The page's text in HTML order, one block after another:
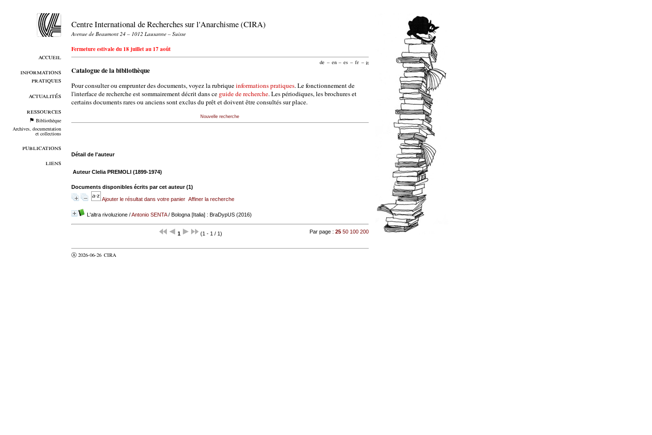
accueil
informations
pratiques
actualités
ressources
Bibliothèque
Archives, documentation
et collections
publications
liens
Centre International de Recherches sur l'Anarchisme (CIRA)
Avenue de Beaumont 24 – 1012 Lausanne – Suisse
Fermeture estivale du 18 juillet au 17 août
de – en – es – fr – it
Catalogue de la bibliothèque
Pour consulter ou emprunter des documents, voyez la rubriqueinformations pratiques. Le fonctionnement de
l'interface de recherche est sommairement décrit dans ce guide de recherche. Les périodiques, les brochures et
certains documents rares ou anciens sont exclus du prêt et doivent être consultés sur place.
Nouvelle recherche
Détail de l'auteur
Auteur Clelia PREMOLI (1899-1974)
Documents disponibles écrits par cet auteur (1)
Ajouter le résultat dans votre panier Affiner la recherche
L'altra rivoluzione/Antonio SENTA/ Bologna [Italia] : BraDypUS (2016)
1 (1 - 1 / 1) Par page :25 50 100 200
Ⓐ 2026-06-26 CIRA